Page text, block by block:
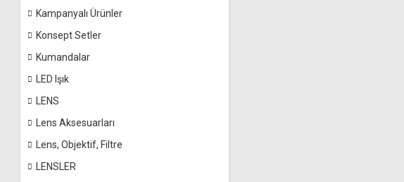
Kampanyalı Ürünler
Konsept Setler
Kumandalar
LED Işık
LENS
Lens Aksesuarları
Lens, Objektif, Filtre
LENSLER